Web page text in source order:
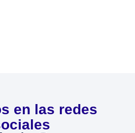
en las redes